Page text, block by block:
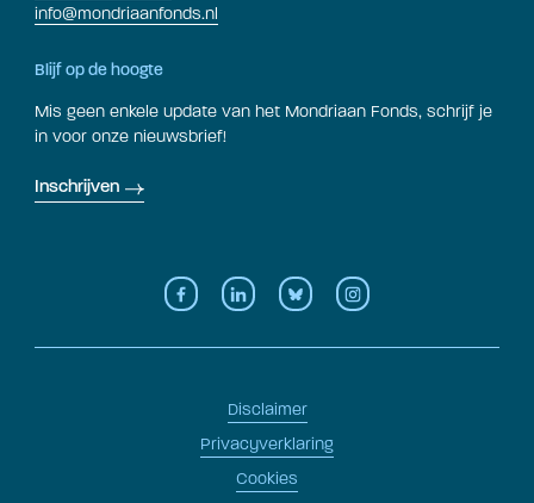
info@mondriaanfonds.nl
Blijf op de hoogte
Mis geen enkele update van het Mondriaan Fonds, schrijf je
in voor onze nieuwsbrief!
Inschrijven
Disclaimer
Privacyverklaring
Cookies